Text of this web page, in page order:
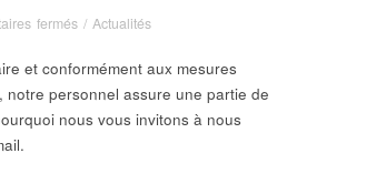
ferméssur
/ Actualités
et conformément aux mesures
personnel assure une partie de
nous vous invitons à nous